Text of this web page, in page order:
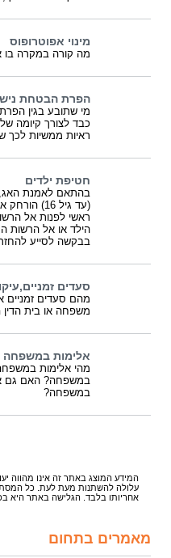
מינוי אפוטרופוס
מה קורה במקרה בו
הפרת הבטחת
מי שתובע בגין
כבד לצורך קיומה
ראיות ממשיות לכך
חטיפת ילדים
בהתאם לאמנת האג,
(עד גיל 16)
ראשי לפנות אל
הילד או אל הרשות
בבקשה לסייע
סעדים
מהם סעדים זמניים
משפחה או בית
אלימות במשפחה
מהי אלימות
במשפחה? האם גם
במשפחה?
המידע המוצג באתר זה אינו מהווה
עלולה להשתנות מעת לעת. כל
אחריותו בלבד. הגלישה באתר היא
מאמרים בתחום